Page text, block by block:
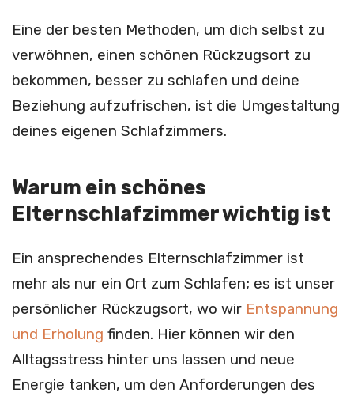
Eine der besten Methoden, um dich selbst zu
verwöhnen, einen schönen Rückzugsort zu
bekommen, besser zu schlafen und deine
Beziehung aufzufrischen, ist die Umgestaltung
deines eigenen Schlafzimmers.
Warum ein schönes
Elternschlafzimmer wichtig ist
Ein ansprechendes Elternschlafzimmer ist
mehr als nur ein Ort zum Schlafen; es ist unser
persönlicher Rückzugsort, wo wir Entspannung
und Erholung finden. Hier können wir den
Alltagsstress hinter uns lassen und neue
Energie tanken, um den Anforderungen des